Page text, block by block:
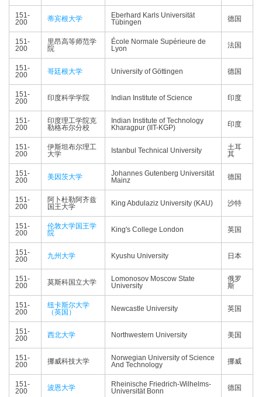
151-
200
蒂宾根大学
Eberhard Karls Universität
Tübingen
德国
151-
200
里昂高等师范学
院
École Normale Supérieure de
Lyon
法国
151-
200
哥廷根大学 University of Göttingen 德国
151-
200
印度科学学院 Indian Institute of Science 印度
151-
200
印度理工学院克
勒格布尔分校
Indian Institute of Technology
Kharagpur (IIT-KGP)
印度
151-
200
伊斯坦布尔理工
大学
Istanbul Technical University
土耳
其
151-
200
美因茨大学
Johannes Gutenberg Universität
Mainz
德国
151-
200
阿卜杜勒阿齐兹
国王大学
King Abdulaziz University (KAU) 沙特
151-
200
伦敦大学国王学
院
King's College London 英国
151-
200
九州大学 Kyushu University 日本
151-
200
莫斯科国立大学
Lomonosov Moscow State
University
俄罗
斯
151-
200
纽卡斯尔大学
（英国）
Newcastle University 英国
151-
200
西北大学 Northwestern University 美国
151-
200
挪威科技大学
Norwegian University of Science
And Technology
挪威
151-
200
波恩大学
Rheinische Friedrich-Wilhelms-
Universität Bonn
德国